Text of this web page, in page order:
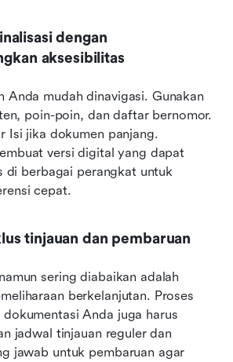
dengan
aksesibilitas
Anda mudah dinavigasi. Gunakan
poin-poin, dan daftar bernomor.
Isi jika dokumen panjang.
versi digital yang dapat
di berbagai perangkat untuk
cepat.
tinjauan dan pembaruan
sering diabaikan adalah
berkelanjutan. Proses
Anda juga harus
jadwal tinjauan reguler dan
jawab untuk pembaruan agar